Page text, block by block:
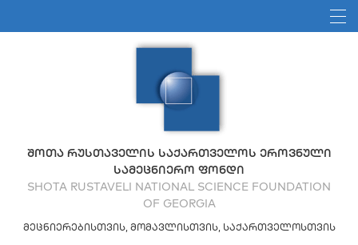
ᲨᲝᲗᲐ ᲠᲣᲡᲗᲐᲕᲔᲚᲘᲡ ᲡᲐᲥᲐᲠᲗᲕᲔᲚᲝᲡ ᲔᲠᲝᲕᲜᲣᲚᲘ
ᲡᲐᲛᲔᲪᲜᲘᲔᲠᲝ ᲤᲝᲜᲓᲘ
SHOTA RUSTAVELI NATIONAL SCIENCE FOUNDATION
OF GEORGIA
ᲛᲔᲪᲜᲘᲔᲠᲔᲑᲘᲡᲗᲕᲘᲡ, ᲛᲝᲛᲐᲕᲚᲘᲡᲗᲕᲘᲡ, ᲡᲐᲥᲐᲠᲗᲕᲔᲚᲝᲡᲗᲕᲘᲡ